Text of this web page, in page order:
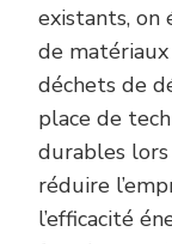
existants, on
de
déchets de
place de
durables
réduire
l’efficacité